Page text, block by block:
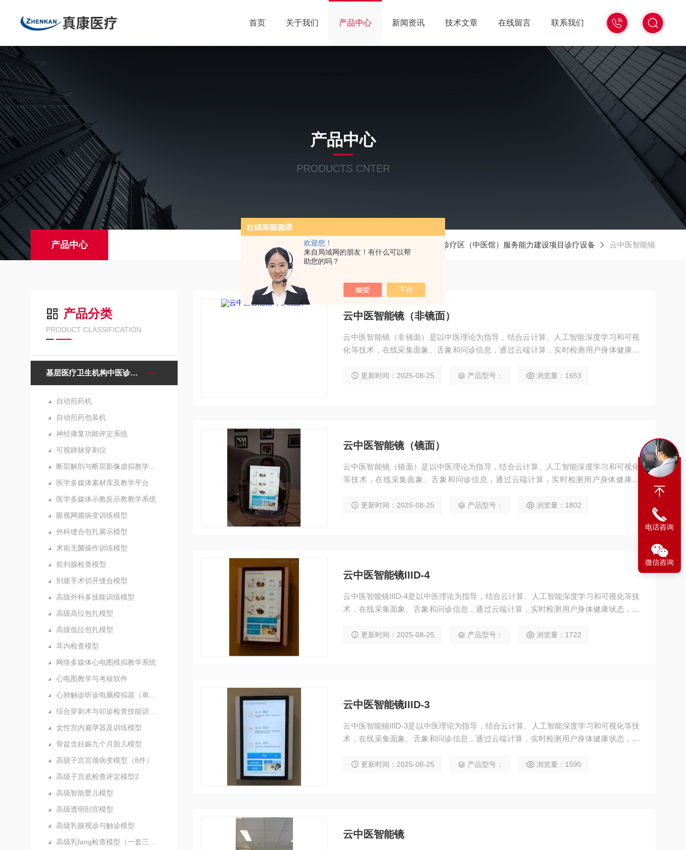
欢迎您！
来自局域网的朋友！有什么可以帮
助您的吗？
021-
56528785
首页 关于我们 产品中心 新闻资讯 技术文章 在线留言 联系我们
产品中心
PRODUCTS CNTER
产品中心 首页 产品中心 基层医疗卫生机构中医诊疗区（中医馆）服务能力建设项目诊疗设备 云中医智能镜
产品分类
PRODUCT CLASSIFICATION
基层医疗卫生机构中医诊疗区（中医馆）服务能力建设项目诊疗设备
自动煎药机
自动煎药包装机
神经康复功能评定系统
可视静脉穿刺仪
医学多媒体素材库及教学平台
医学多媒体示教反示教教学系统
眼视网膜病变训练模型
外科缝合包扎展示模型
术前无菌操作训练模型
前列腺检查模型
剖腹手术切开缝合模型
高级外科多技能训练模型
高级高位包扎模型
高级低位包扎模型
耳内检查模型
网络多媒体心电图模拟教学系统
心电图教学与考核软件
女性宫内避孕器及训练模型
骨盆含妊娠九个月胎儿模型
高级子宫宫颈病变模型（8件）
高级子宫底检查评定模型2
高级智能婴儿模型
高级透明刮宫模型
高级乳腺视诊与触诊模型
云中医智能镜（非镜面）
云中医智能镜（非镜面）是以中医理论为指导，结合云计算、人工智能深度学习和可视
化等技术，在线采集面象、舌象和问诊信息，通过云端计算，实时检测用户身体健康状
法、音乐养生等健康保健方案，实现“互联网+”智慧中医和大数据时代背景下的智能化中
更新时间：2025-08-25 产品型号： 浏览量：1653
云中医智能镜（镜面）
云中医智能镜（镜面）是以中医理论为指导，结合云计算、人工智能深度学习和可视化
等技术，在线采集面象、舌象和问诊信息，通过云端计算，实时检测用户身体健康状
法、音乐养生等健康保健方案，实现“互联网+”智慧中医和大数据时代背景下的智能化中
更新时间：2025-08-25 产品型号： 浏览量：1802
云中医智能镜IIID-4
云中医智能镜IIID-4是以中医理论为指导，结合云计算、人工智能深度学习和可视化等技
术，在线采集面象、舌象和问诊信息，通过云端计算，实时检测用户身体健康状态，并
养生等健康保健方案，实现“互联网+”智慧中医和大数据时代背景下的智能化中医健康管
更新时间：2025-08-25 产品型号： 浏览量：1722
云中医智能镜IIID-3
云中医智能镜IIID-3是以中医理论为指导，结合云计算、人工智能深度学习和可视化等技
术，在线采集面象、舌象和问诊信息，通过云端计算，实时检测用户身体健康状态，并
养生等健康保健方案，实现“互联网+”智慧中医和大数据时代背景下的智能化中医健康管
更新时间：2025-08-25 产品型号： 浏览量：1595
云中医智能镜
电话咨询
微信咨询